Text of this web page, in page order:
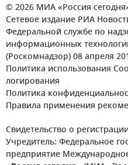
© 2026 МИА «Россия
Сетевое издание РИА
Федеральной службе по
информационных
(Роскомнадзор) 08 апреля
Политика использования
логирования
Политика
Правила применения
Свидетельство о
Учредитель: Федеральное
предприятие